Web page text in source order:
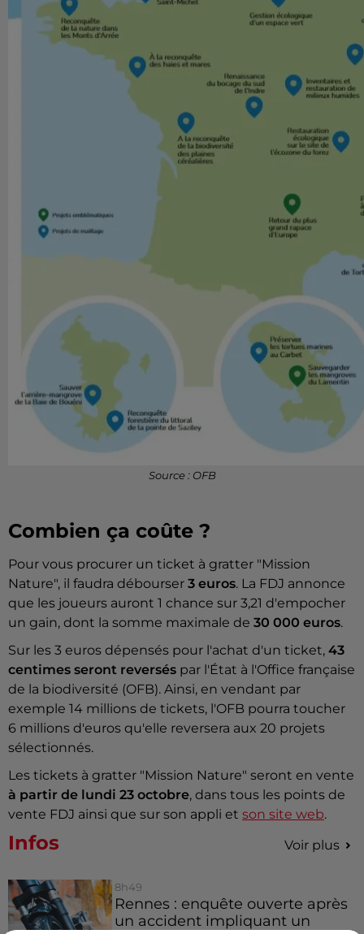
Source : OFB
Combien ça coûte ?
Pour vous procurer un ticket à gratter "Mission
Nature", il faudra débourser 3 euros. La FDJ annonce
que les joueurs auront 1 chance sur 3,21 d'empocher
un gain, dont la somme maximale de 30 000 euros.
Sur les 3 euros dépensés pour l'achat d'un ticket, 43
centimes seront reversés par l'État à l'Office française
de la biodiversité (OFB). Ainsi, en vendant par
exemple 14 millions de tickets, l'OFB pourra toucher
6 millions d'euros qu'elle reversera aux 20 projets
sélectionnés.
Les tickets à gratter "Mission Nature" seront en vente
à partir de lundi 23 octobre, dans tous les points de
vente FDJ ainsi que sur son appli et son site web.
Infos Voir plus
8h49
Rennes : enquête ouverte après
un accident impliquant un